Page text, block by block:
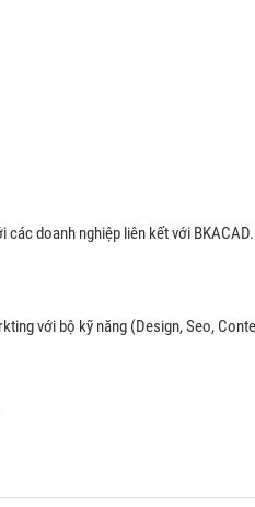
các doanh nghiệp liên kết với BKACAD.
với bộ kỹ năng (Design, Seo,